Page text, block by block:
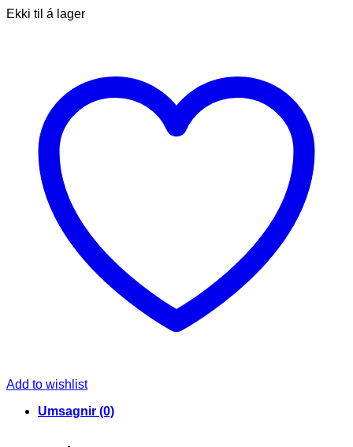
Ekki til á lager
Add to wishlist
Umsagnir (0)